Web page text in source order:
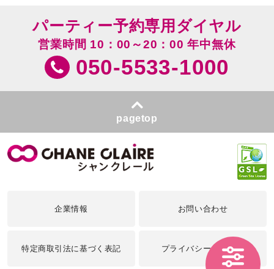
パーティー予約専用ダイヤル
営業時間 10：00～20：00 年中無休
050-5533-1000
pagetop
企業情報 お問い合わせ
特定商取引法に基づく表記 プライバシーポリシー